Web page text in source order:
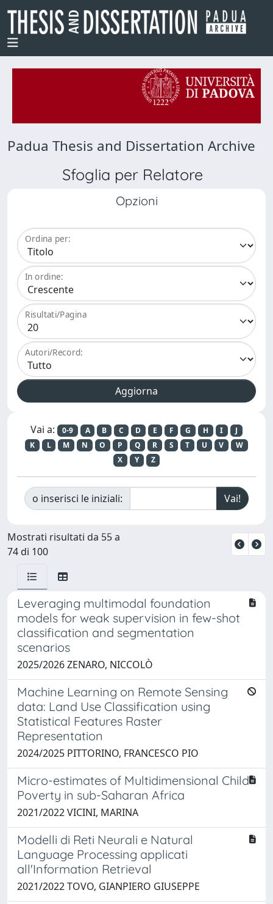
Padua Thesis and Dissertation Archive
Sfoglia per Relatore
Opzioni
Ordina per:
In ordine:
Risultati/Pagina
Autori/Record:
Vai a: 0-9 A B C D E F G H I
J
K
L M N O P Q R S T U V
W
X
Y Z
o inserisci le iniziali:
Mostrati risultati da 55 a
74 di 100
Leveraging multimodal foundation
models for weak supervision in few-shot
classification and segmentation
scenarios
2025/2026 ZENARO, NICCOLÒ
Machine Learning on Remote Sensing
data: Land Use Classification using
Statistical Features Raster
Representation
2024/2025 PITTORINO, FRANCESCO PIO
Micro-estimates of Multidimensional Child
Poverty in sub-Saharan Africa
2021/2022 VICINI, MARINA
Modelli di Reti Neurali e Natural
Language Processing applicati
all'Information Retrieval
2021/2022 TOVO, GIANPIERO GIUSEPPE